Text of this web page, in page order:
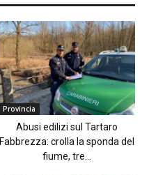
Provincia
Abusi edilizi sul Tartaro
Fabbrezza: crolla la sponda del
fiume, tre...